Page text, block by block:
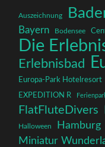
Auszeichnung
Bayern Bodensee
Die
Erlebnisbad
Europa-Park Hotelresort
EXPEDITION R
FlatFluteDivers
Halloween Hamburg
Miniatur